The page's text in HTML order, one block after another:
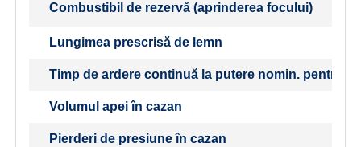
Combustibil de rezervă (aprinderea focului)
Lungimea prescrisă de lemn
Timp de ardere continuă la putere nomin. pentru
Volumul apei în cazan
Pierderi de presiune în cazan